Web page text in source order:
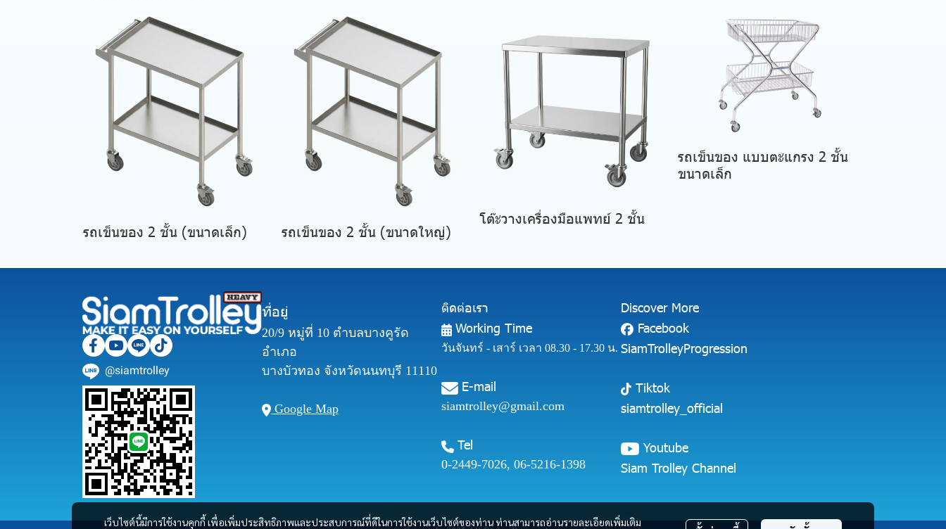
รถเข็นของ 2 ชั้น (ขนาดเล็ก) รถเข็นของ 2 ชั้น (ขนาดใหญ่)
โต๊ะวางเครื่องมือแพทย์ 2 ชั้น
รถเข็นของ แบบตะแกรง 2 ชั้น
ขนาดเล็ก
เว็บไซต์นี้มีการใช้งานคุกกี้ เพื่อเพิ่มประสิทธิภาพและประสบการณ์ที่ดีในการใช้งานเว็บไซต์ของท่าน ท่านสามารถอ่านรายละเอียดเพิ่มเติม
@siamtrolley
ที่อยู่
20/9 หมู่ที่ 10 ตำบลบางคูรัด
อำเภอ
บางบัวทอง จังหวัดนนทบุรี 11110
Google Map
ติดต่อเรา
Working Time
วันจันทร์ - เสาร์ เวลา 08.30 - 17.30 น.
E-mail
siamtrolley@gmail.com
Tel
0-2449-7026, 06-5216-1398
Discover More
Facebook
SiamTrolleyProgression
Tiktok
siamtrolley_official
Youtube
Siam Trolley Channel